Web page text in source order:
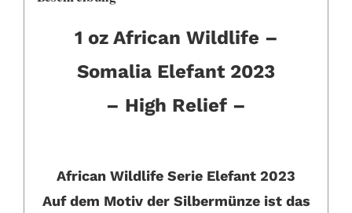
1 oz African Wildlife –
Somalia Elefant 2023
– High Relief –
African Wildlife Serie Elefant 2023
Auf dem Motiv der Silbermünze ist das